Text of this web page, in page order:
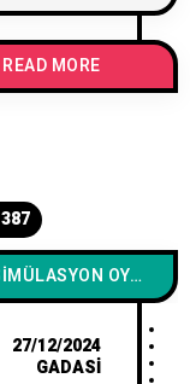
READ MORE
387
SIMÜLASYON OYUNLARI
27/12/2024
GADASI